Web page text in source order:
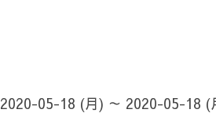
2020-05-18 (月) ～ 2020-05-18 (